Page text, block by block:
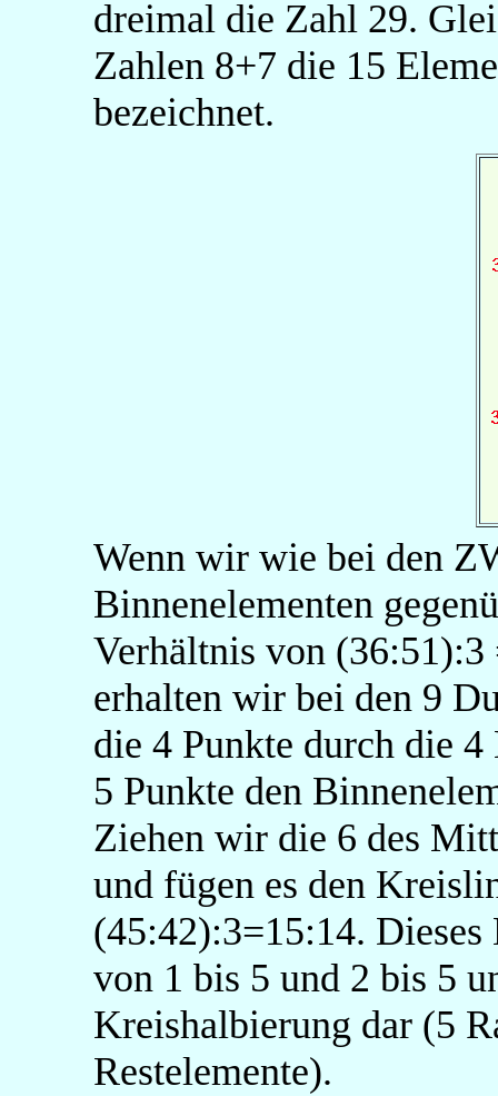
dreimal die Zahl 29.
Zahlen 8+7 die 15
bezeichnet.
Wenn wir wie bei den
Binnenelementen
Verhältnis von (36:51):3
erhalten wir bei den 9
die 4 Punkte durch die
5 Punkte den
Ziehen wir die 6 des
und fügen es den
(45:42):3=15:14. Dieses
von 1 bis 5 und 2 bis 5
Kreishalbierung dar (5
Restelemente).